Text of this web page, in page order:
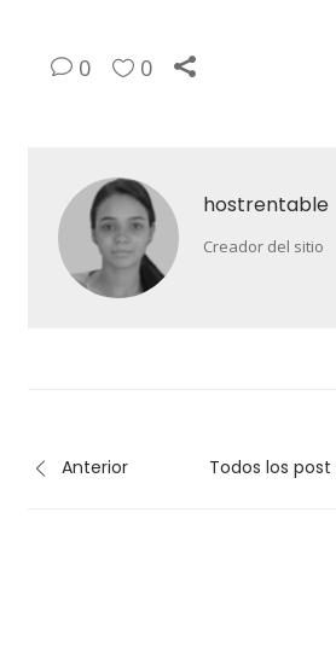
0 0
hostrentable
Creador del sitio
Anterior Todos los post